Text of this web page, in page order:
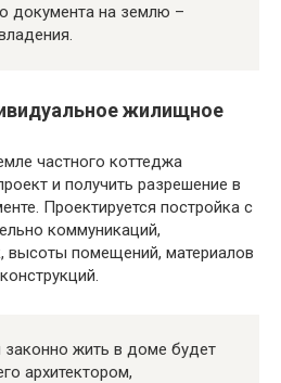
документа на землю –
жилищное
частного коттеджа
и получить разрешение в
Проектируется постройка с
коммуникаций,
высоты помещений, материалов
законно жить в доме будет
архитектором,